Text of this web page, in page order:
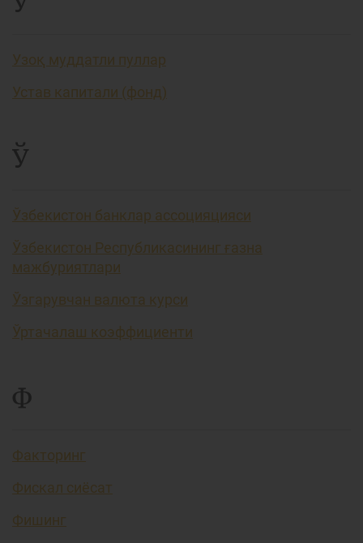
Узоқ муддатли пуллар
Устав капитали (фонд)
Ў
Ўзбекистон банклар ассоцияцияси
Ўзбекистон Республикасининг ғазна
мажбуриятлари
Ўзгарувчан валюта курси
Ўртачалаш коэффициенти
Ф
Факторинг
Фискал сиёсат
Фишинг